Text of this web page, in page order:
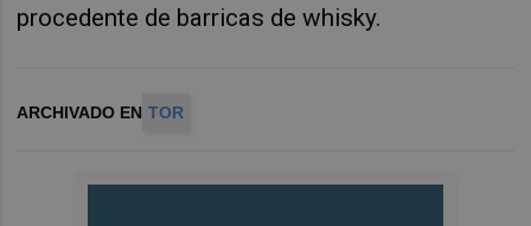
procedente de barricas de whisky.
ARCHIVADO EN TOR